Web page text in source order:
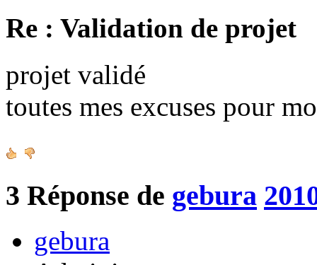
Re : Validation de projet
projet validé
toutes mes excuses pour
3 Réponse de gebura
gebura